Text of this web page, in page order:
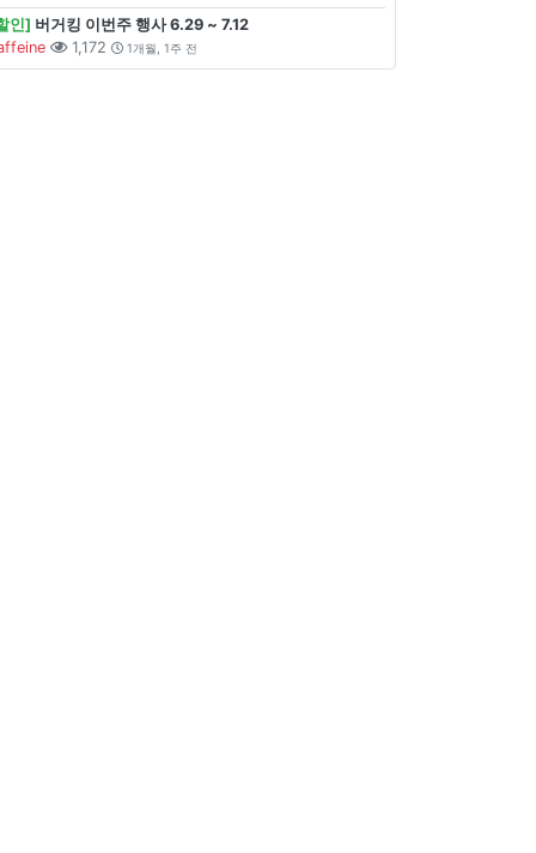
인] 버거킹 이번주 행사 6.29 ~ 7.12
1,172 1개월, 1주 전